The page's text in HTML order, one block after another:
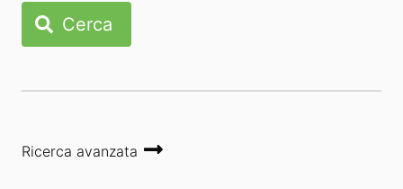
Cerca
Ricerca avanzata